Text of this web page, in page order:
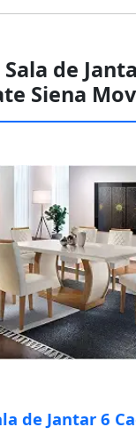
de
Siena
de Jantar 6